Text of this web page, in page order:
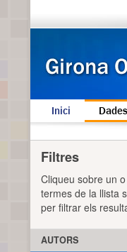
Inici Dades
Filtres
Cliqueu sobre un
termes de la llista
per filtrar els
AUTORS